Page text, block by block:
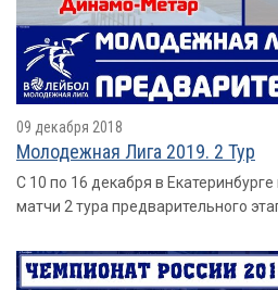
09 декабря 2018
Молодежная Лига 2019. 2 Тур
С 10 по 16 декабря в
матчи 2 тура предварительного